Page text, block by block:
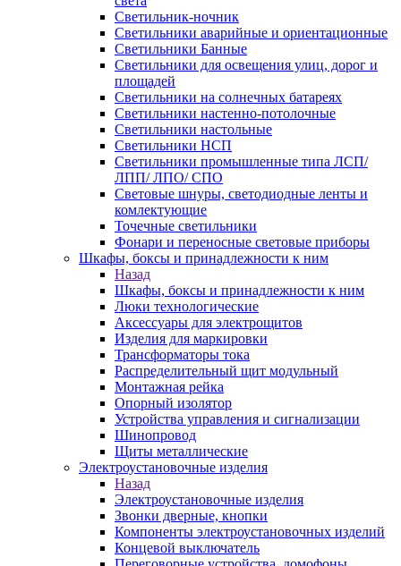
Светильник-ночник
Светильники аварийные и ориентационные
Светильники Банные
Светильники для освещения улиц, дорог и
площадей
Светильники на солнечных батареях
Светильники настенно-потолочные
Светильники настольные
Светильники НСП
Светильники промышленные типа ЛСП/
ЛПП/ ЛПО/ СПО
Световые шнуры, светодиодные ленты и
комлектующие
Точечные светильники
Фонари и переносные световые приборы
Шкафы, боксы и принадлежности к ним
Назад
Шкафы, боксы и принадлежности к ним
Люки технологические
Аксессуары для электрощитов
Изделия для маркировки
Трансформаторы тока
Распределительный щит модульный
Монтажная рейка
Опорный изолятор
Устройства управления и сигнализации
Шинопровод
Щиты металлические
Электроустановочные изделия
Назад
Электроустановочные изделия
Звонки дверные, кнопки
Компоненты электроустановочных изделий
Концевой выключатель